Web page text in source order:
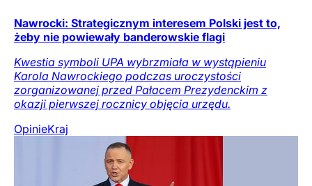
Nawrocki: Strategicznym interesem Polski jest to,
żeby nie powiewały banderowskie flagi
Kwestia symboli UPA wybrzmiała w wystąpieniu
Karola Nawrockiego podczas uroczystości
zorganizowanej przed Pałacem Prezydenckim z
okazji pierwszej rocznicy objęcia urzędu.
OpinieKraj